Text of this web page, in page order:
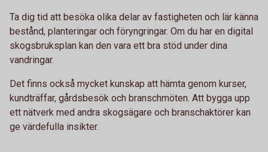
Ta dig tid att besöka olika delar av fastigheten och lär känna
bestånd, planteringar och föryngringar. Om du har en digital
skogsbruksplan kan den vara ett bra stöd under dina
vandringar.
Det finns också mycket kunskap att hämta genom kurser,
kundträffar, gårdsbesök och branschmöten. Att bygga upp
ett nätverk med andra skogsägare och branschaktörer kan
ge värdefulla insikter.